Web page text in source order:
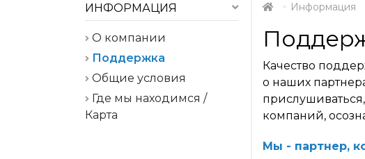
ИНФОРМАЦИЯ
О компании
Поддержка
Общие условия
Где мы находимся /
Карта
Информация
Качество
о наших
компаний,
Мы - партнер,